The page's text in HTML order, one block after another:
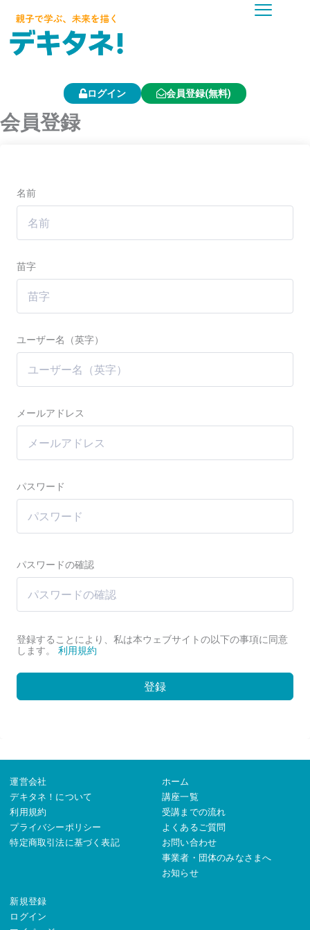
ログイン 会員登録(無料)
会員登録
名前
苗字
ユーザー名（英字）
メールアドレス
パスワード
パスワードの確認
登録することにより、私は本ウェブサイトの以下の事項に同意
します。 利用規約
登録
運営会社
デキタネ！について
利用規約
プライバシーポリシー
特定商取引法に基づく表記
ホーム
講座一覧
受講までの流れ
よくあるご質問
お問い合わせ
事業者・団体のみなさまへ
お知らせ
新規登録
ログイン